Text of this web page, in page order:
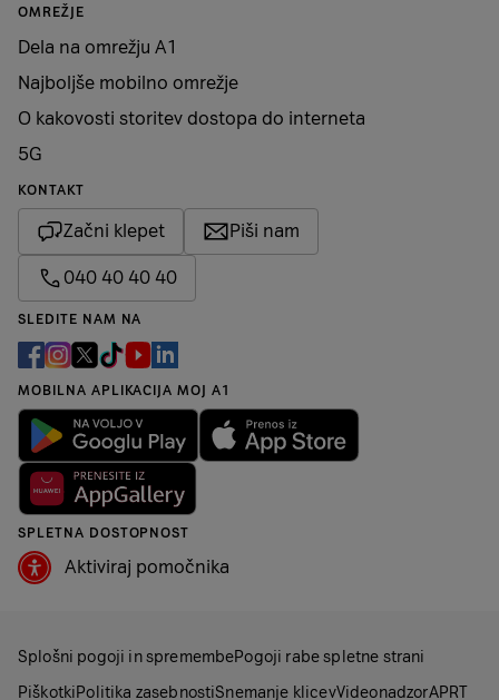
OMREŽJE
Dela na omrežju A1
Najboljše mobilno omrežje
O kakovosti storitev dostopa do interneta
5G
KONTAKT
Začni klepet Piši nam
040 40 40 40
SLEDITE NAM NA
MOBILNA APLIKACIJA MOJ A1
SPLETNA DOSTOPNOST
Aktiviraj pomočnika
Splošni pogoji in spremembePogoji rabe spletne strani
PiškotkiPolitika zasebnostiSnemanje klicevVideonadzorAPRT